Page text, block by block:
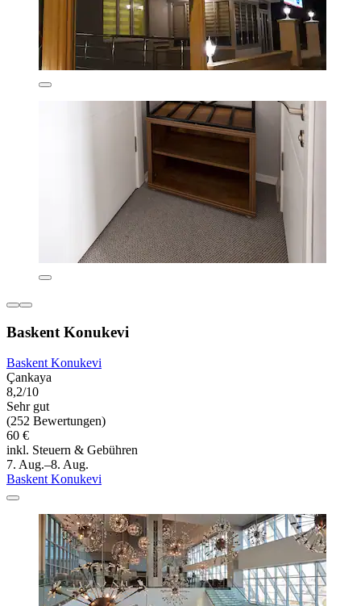
Baskent Konukevi
Baskent Konukevi
Çankaya
8,2/10
Sehr gut
(252 Bewertungen)
60 €
inkl. Steuern & Gebühren
7. Aug.–8. Aug.
Baskent Konukevi